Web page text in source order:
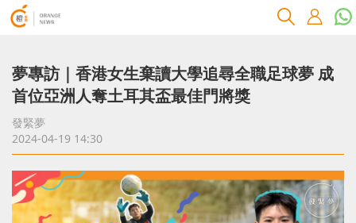
夢專訪｜香港女生棄讀大學追尋全職足球夢 成
首位亞洲人奪土耳其盃最佳門將獎
發緊夢
2024-04-19 14:30